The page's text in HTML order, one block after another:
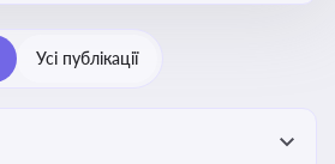
Усі публікації